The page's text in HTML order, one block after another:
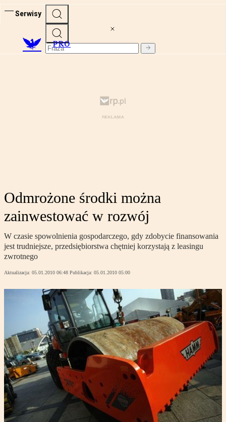
Serwisy
PRO
Odmrożone środki można
zainwestować w rozwój
W czasie spowolnienia gospodarczego, gdy zdobycie finansowania
jest trudniejsze, przedsiębiorstwa chętniej korzystają z leasingu
zwrotnego
Aktualizacja: 05.01.2010 06:48 Publikacja: 05.01.2010 05:00